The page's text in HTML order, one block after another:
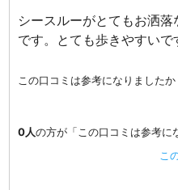
シースルーがとてもお洒
です。とても歩きやすいで
この口コミは参考になりましたか
0人の方が「この口コミは参考に
こ